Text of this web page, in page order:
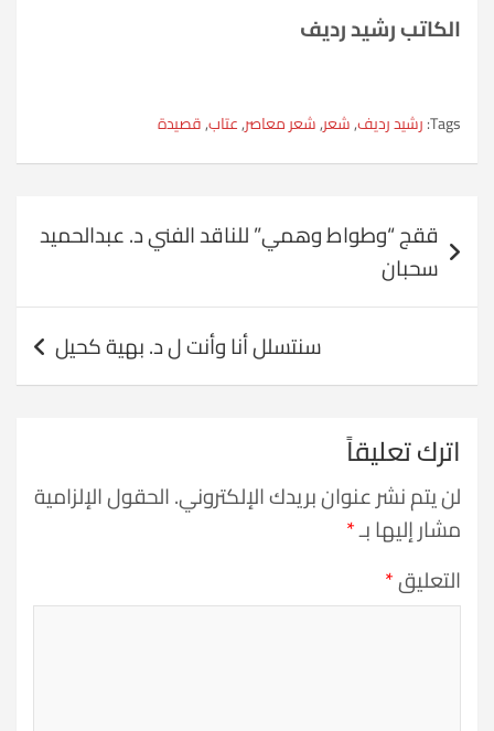
الكاتب رشيد رديف
Tags: رشيد رديف,شعر,شعر معاصر,عتاب,قصيدة
المقالات
ققج “وطواط وهمي” للناقد الفني د. عبدالحميد
سحبان
سنتسلل أنا وأنت ل د. بهية كحيل
اترك تعليقاً
لن يتم نشر عنوان بريدك الإلكتروني.الحقول الإلزامية
مشار إليها بـ*
التعليق*